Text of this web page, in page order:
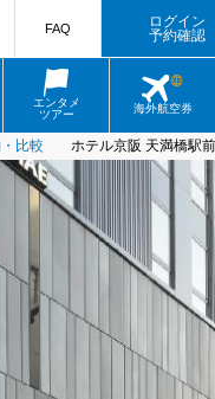
エンタメ
ツアー
海外航空券
FAQ
ログイン
予約確認
比較 ホテル京阪 天満橋駅前